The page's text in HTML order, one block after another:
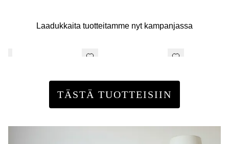
Laadukkaita tuotteitamme nyt kampanjassa
TÄSTÄ TUOTTEISIIN